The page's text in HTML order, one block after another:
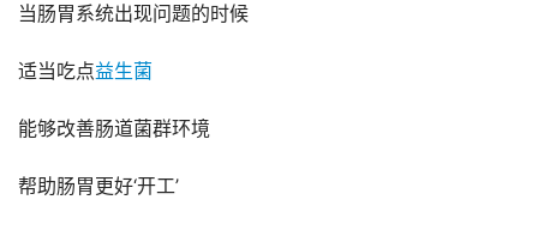
当肠胃系统出现问题的时候
适当吃点益生菌
能够改善肠道菌群环境
帮助肠胃更好‘开工’